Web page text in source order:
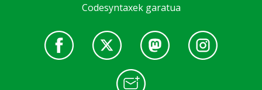
Codesyntaxek garatua